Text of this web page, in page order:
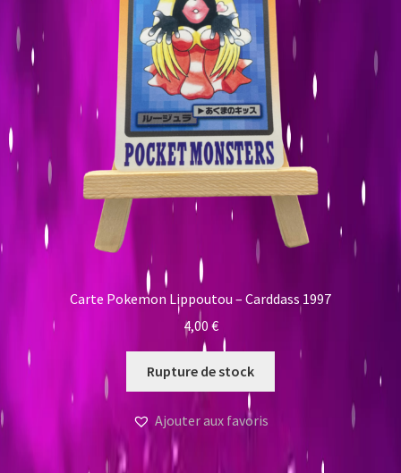
Carte Pokemon Lippoutou – Carddass 1997
4,00 €
Rupture de stock
Ajouter aux favoris